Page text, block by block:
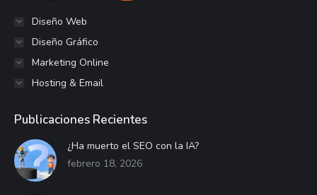
Diseño Web
Diseño Gráfico
Marketing Online
Hosting & Email
Publicaciones Recientes
¿Ha muerto el SEO con la IA?
febrero 18, 2026